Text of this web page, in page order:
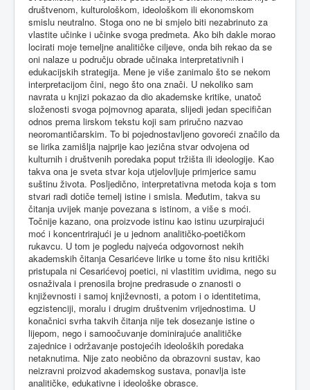
društvenom, kulturološkom, ideološkom ili ekonomskom
smislu neutralno. Stoga ono ne bi smjelo biti nezabrinuto za
vlastite učinke i učinke svoga predmeta. Ako bih dakle morao
locirati moje temeljne analitičke ciljeve, onda bih rekao da se
oni nalaze u području obrade učinaka interpretativnih i
edukacijskih strategija. Mene je više zanimalo što se nekom
interpretacijom čini, nego što ona znači. U nekoliko sam
navrata u knjizi pokazao da dio akademske kritike, unatoč
složenosti svoga pojmovnog aparata, slijedi jedan specifičan
odnos prema lirskom tekstu koji sam priručno nazvao
neoromantičarskim. To bi pojednostavljeno govoreći značilo da
se lirika zamišlja najprije kao jezična stvar odvojena od
kulturnih i društvenih poredaka poput tržišta ili ideologije. Kao
takva ona je sveta stvar koja utjelovljuje primjerice samu
suštinu života. Posljedično, interpretativna metoda koja s tom
stvari radi dotiče temelj istine i smisla. Međutim, takva su
čitanja uvijek manje povezana s istinom, a više s moći.
Točnije kazano, ona proizvode istinu kao istinu uzurpirajući
moć i koncentrirajući je u jednom analitičko-poetičkom
rukavcu. U tom je pogledu najveća odgovornost nekih
akademskih čitanja Cesarićeve lirike u tome što nisu kritički
pristupala ni Cesarićevoj poetici, ni vlastitim uvidima, nego su
osnaživala i prenosila brojne predrasude o znanosti o
književnosti i samoj književnosti, a potom i o identitetima,
egzistenciji, moralu i drugim društvenim vrijednostima. U
konačnici svrha takvih čitanja nije tek dosezanje istine o
lijepom, nego i samoočuvanje dominirajuće analitičke
zajednice i održavanje postojećih ideoloških poredaka
netaknutima. Nije zato neobično da obrazovni sustav, kao
neizravni proizvod akademskog sustava, ponavlja iste
analitičke, edukativne i ideološke obrasce.